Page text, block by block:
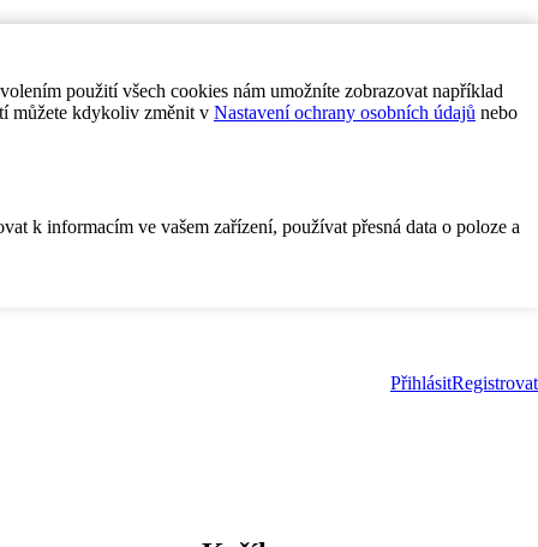
použití všech cookies nám umožníte zobrazovat například
můžete kdykoliv změnit v Nastavení ochrany osobních údajů nebo
k informacím ve vašem zařízení, používat přesná data o poloze a
PřihlásitRegistrovat